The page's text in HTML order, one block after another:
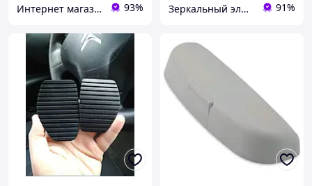
Интернет магазин ''autostyle_di_shop'' 93% Зеркальный элемент 91%